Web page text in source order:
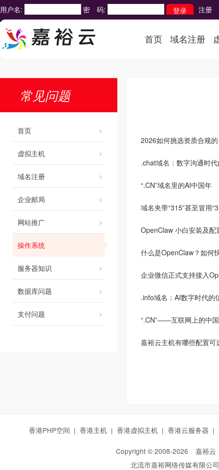
用户名: 密 码: 注册
首页 域名注册
常见问题
首页
虚拟主机
域名注册
企业邮局
网站推广
操作系统
服务器知识
数据库问题
支付问题
2026如何挑选资质合规
.chat域名：数字沟通时
“.CN”域名里的AI中国年
域名夹带“315”甚至冒用
OpenClaw 小白安装及配
什么是OpenClaw？如何
企业微信正式支持接入
.info域名：AI数字时代的
“.CN”——互联网上的中
嘉裕云主机有哪些配置可
香港PHP空间 | 香港主机 | 香港虚拟主机 | 香港云服务器 |
Copyright © 2008-2026 嘉裕云
北流市嘉裕网络传媒有限公司